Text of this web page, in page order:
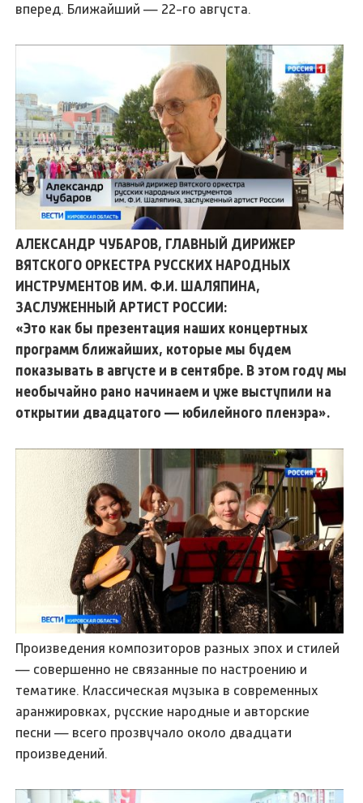
вперед. Ближайший — 22-го августа.
АЛЕКСАНДР ЧУБАРОВ, ГЛАВНЫЙ ДИРИЖЕР
ВЯТСКОГО ОРКЕСТРА РУССКИХ НАРОДНЫХ
ИНСТРУМЕНТОВ ИМ. Ф.И. ШАЛЯПИНА,
ЗАСЛУЖЕННЫЙ АРТИСТ РОССИИ:
«Это как бы презентация наших концертных
программ ближайших, которые мы будем
показывать в августе и в сентябре. В этом году мы
необычайно рано начинаем и уже выступили на
открытии двадцатого — юбилейного пленэра».
Произведения композиторов разных эпох и стилей
— совершенно не связанные по настроению и
тематике. Классическая музыка в современных
аранжировках, русские народные и авторские
песни — всего прозвучало около двадцати
произведений.